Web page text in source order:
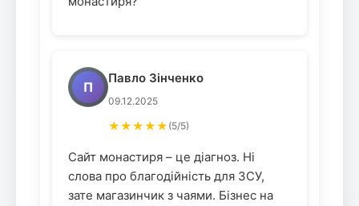
П
Павло Зінченко
09.12.2025
★★★★★ (5/5)
Сайт монастиря – це діагноз. Ні
слова про благодійність для ЗСУ,
зате магазинчик з чаями. Бізнес на